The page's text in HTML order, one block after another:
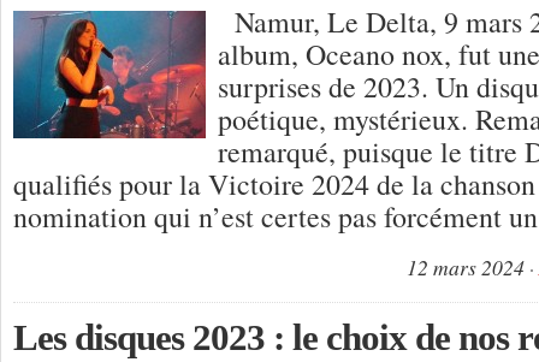
Namur, Le Delta, 9
album, Oceano nox, fut
surprises de 2023. Un
poétique, mystérieux.
remarqué, puisque le titre
qualifiés pour la Victoire 2024 de la
nomination qui n’est certes pas forcément
12 mars 2024
Les disques 2023 : le choix de nos